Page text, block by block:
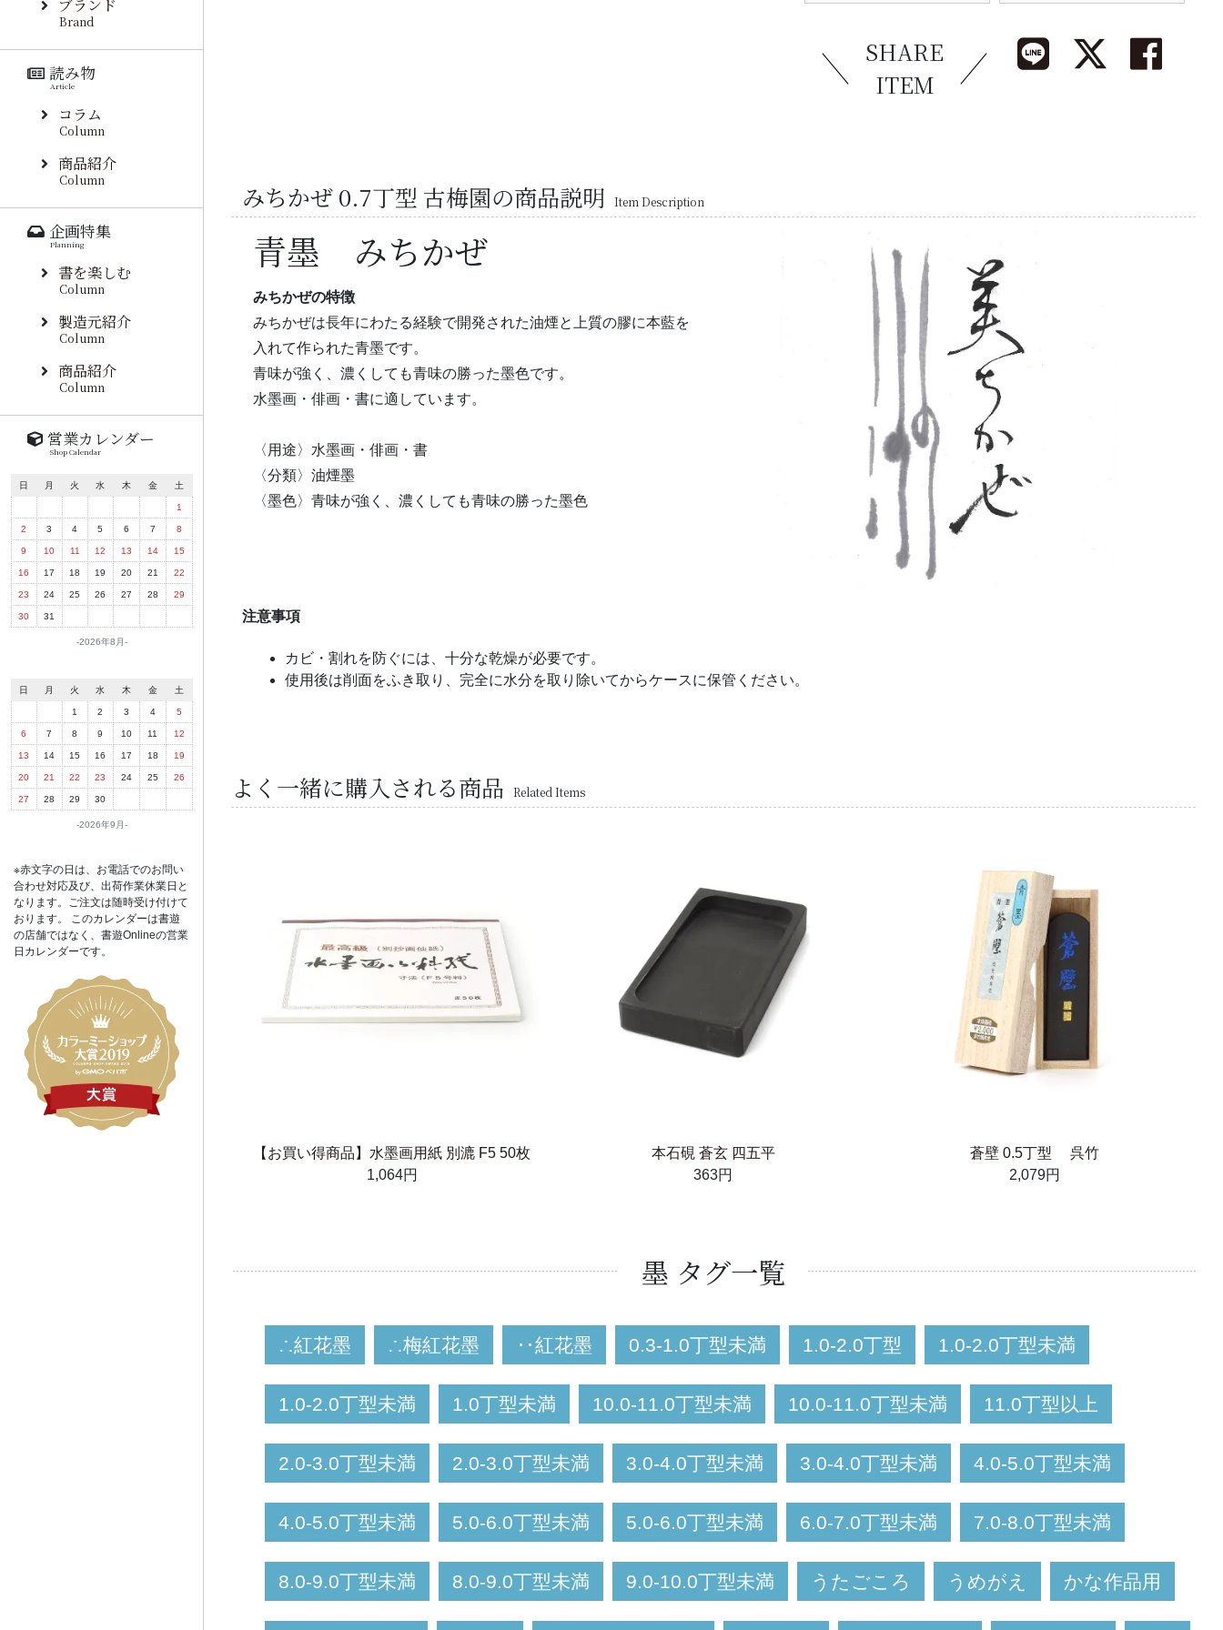
SHARE
ITEM
みちかぜ 0.7丁型 古梅園の商品説明 Item Description
青墨 みちかぜ
みちかぜの特徴
みちかぜは長年にわたる経験で開発された油煙と上質の膠に本藍を
入れて作られた青墨です。
青味が強く、濃くしても青味の勝った墨色です。
水墨画・俳画・書に適しています。
〈用途〉水墨画・俳画・書
〈分類〉油煙墨
〈墨色〉青味が強く、濃くしても青味の勝った墨色
注意事項
カビ・割れを防ぐには、十分な乾燥が必要です。
使用後は削面をふき取り、完全に水分を取り除いてからケースに保管ください。
よく一緒に購入される商品 Related Items
【お買い得商品】水墨画用紙 別漉 F5 50枚
1,064円
本石硯 蒼玄 四五平
363円
蒼壁 0.5丁型 呉竹
2,079円
墨 タグ一覧
∴紅花墨 ∴梅紅花墨 ‥紅花墨 0.3-1.0丁型未満 1.0-2.0丁型 1.0-2.0丁型未満
1.0-2.0丁型未満 1.0丁型未満 10.0-11.0丁型未満 10.0-11.0丁型未満 11.0丁型以上
2.0-3.0丁型未満 2.0-3.0丁型未満 3.0-4.0丁型未満 3.0-4.0丁型未満 4.0-5.0丁型未満
4.0-5.0丁型未満 5.0-6.0丁型未満 5.0-6.0丁型未満 6.0-7.0丁型未満 7.0-8.0丁型未満
8.0-9.0丁型未満 8.0-9.0丁型未満 9.0-10.0丁型未満 うたごころ うめがえ かな作品用
ブランド
Brand
読み物
Article
コラム
Column
商品紹介
Column
企画特集
Planning
書を楽しむ
Column
製造元紹介
Column
商品紹介
Column
営業カレンダー
Shop Calendar
2026年8月
日 月 火 水 木 金 土
1
2 3 4 5 6 7 8
9 10 11 12 13 14 15
16 17 18 19 20 21 22
23 24 25 26 27 28 29
30 31
2026年9月
日 月 火 水 木 金 土
1 2 3 4 5
6 7 8 9 10 11 12
13 14 15 16 17 18 19
20 21 22 23 24 25 26
27 28 29 30
※赤文字の日は、お電話でのお問い
合わせ対応及び、出荷作業休業日と
なります。ご注文は随時受け付けて
おります。 このカレンダーは書遊
の店舗ではなく、書遊Onlineの営業
日カレンダーです。